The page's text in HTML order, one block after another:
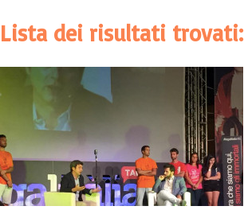
Lista dei risultati trovati: